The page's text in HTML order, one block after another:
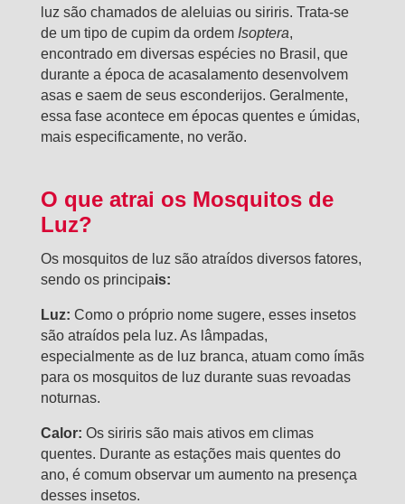
luz são chamados de aleluias ou siriris. Trata-se
de um tipo de cupim da ordem Isoptera,
encontrado em diversas espécies no Brasil, que
durante a época de acasalamento desenvolvem
asas e saem de seus esconderijos. Geralmente,
essa fase acontece em épocas quentes e úmidas,
mais especificamente, no verão.
O que atrai os Mosquitos de
Luz?
Os mosquitos de luz são atraídos diversos fatores,
sendo os principais:
Luz: Como o próprio nome sugere, esses insetos
são atraídos pela luz. As lâmpadas,
especialmente as de luz branca, atuam como ímãs
para os mosquitos de luz durante suas revoadas
noturnas.
Calor: Os siriris são mais ativos em climas
quentes. Durante as estações mais quentes do
ano, é comum observar um aumento na presença
desses insetos.